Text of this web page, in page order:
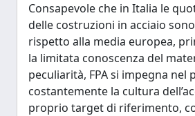
Consapevole che in Italia le
delle costruzioni in acciaio
rispetto alla media europea,
la limitata conoscenza del
peculiarità, FPA si impegna nel
costantemente la cultura
proprio target di riferimento,